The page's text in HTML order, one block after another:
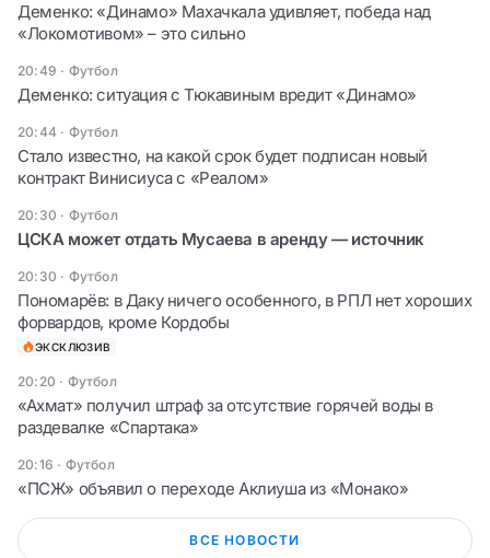
Деменко: «Динамо» Махачкала удивляет, победа над
«Локомотивом» – это сильно
20:49 · Футбол
Деменко: ситуация с Тюкавиным вредит «Динамо»
20:44 · Футбол
Стало известно, на какой срок будет подписан новый
контракт Винисиуса с «Реалом»
20:30 · Футбол
ЦСКА может отдать Мусаева в аренду — источник
20:30 · Футбол
Пономарёв: в Даку ничего особенного, в РПЛ нет хороших
форвардов, кроме Кордобы
ЭКСКЛЮЗИВ
20:20 · Футбол
«Ахмат» получил штраф за отсутствие горячей воды в
раздевалке «Спартака»
20:16 · Футбол
«ПСЖ» объявил о переходе Аклиуша из «Монако»
ВСЕ НОВОСТИ